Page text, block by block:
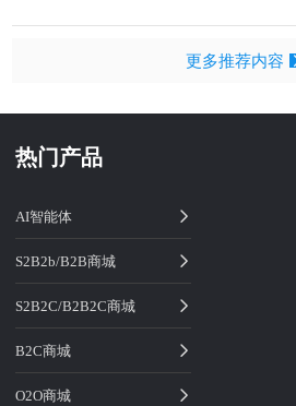
更多推荐内容
热门产品
AI智能体
S2B2b/B2B商城
S2B2C/B2B2C商城
B2C商城
O2O商城